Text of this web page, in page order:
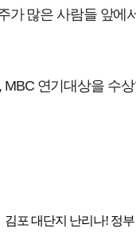
가 많은 사람들 앞에
연기대상을 수